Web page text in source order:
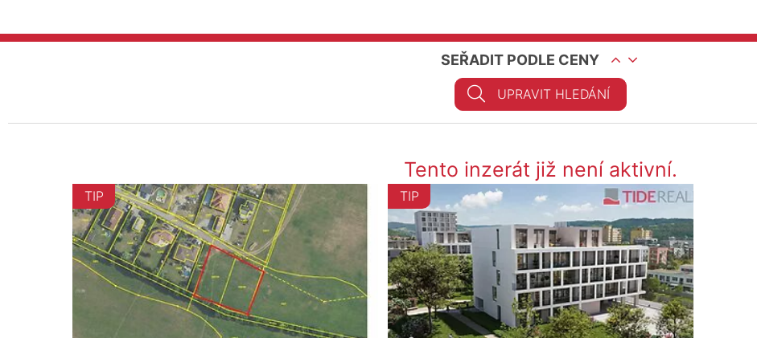
SEŘADIT PODLE CENY
UPRAVIT HLEDÁNÍ
Tento inzerát již není aktivní.
TIP TIP